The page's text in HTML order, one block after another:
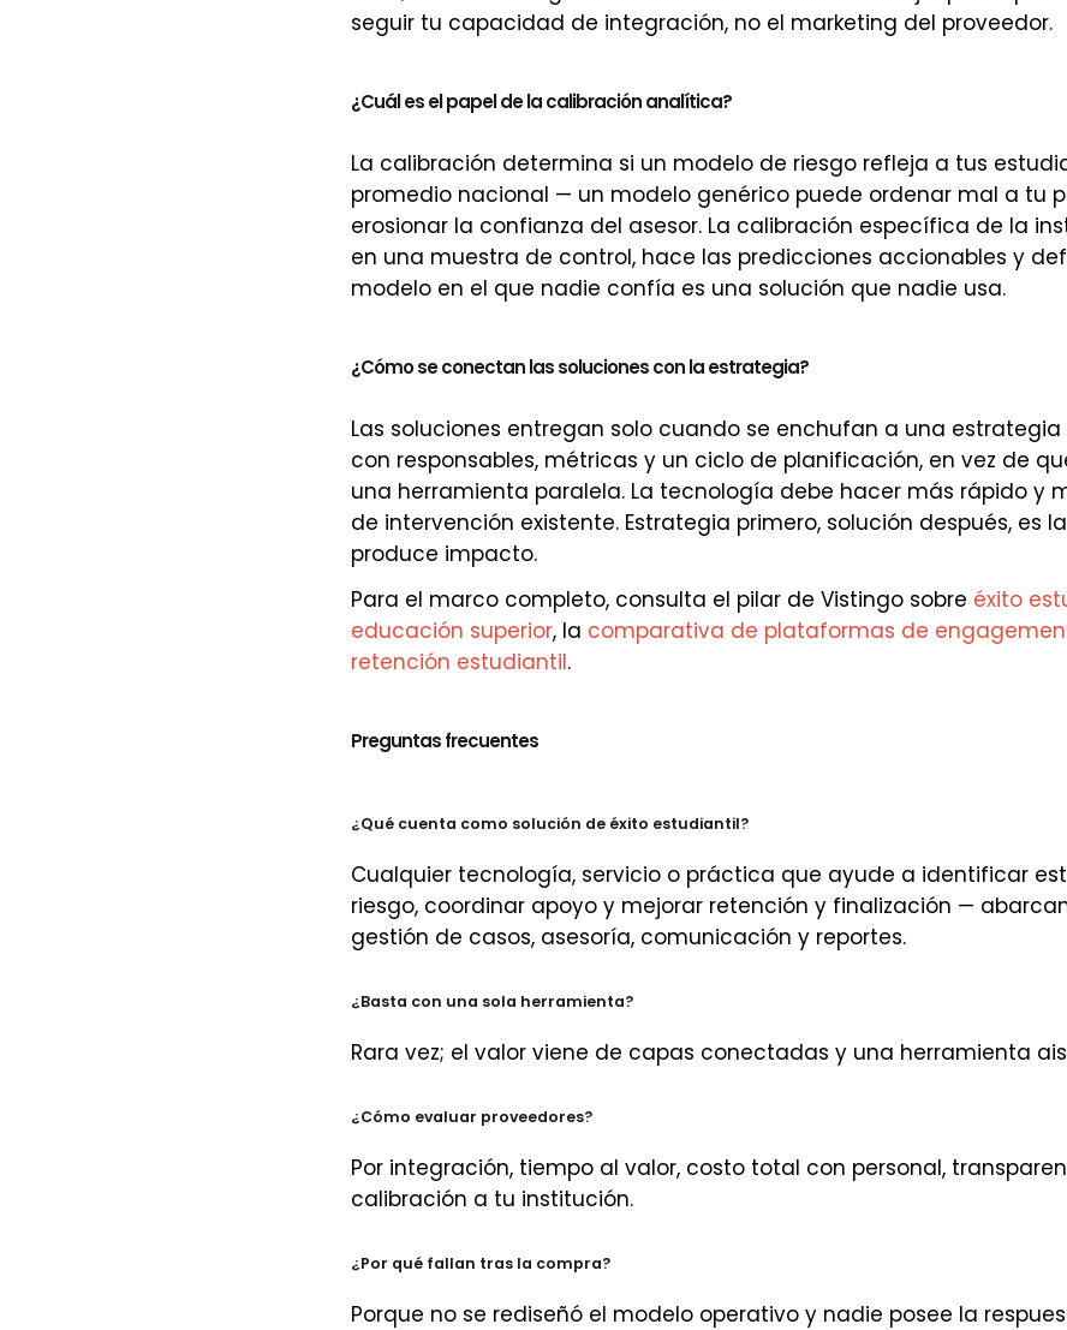
seguir tu capacidad de integración, no el marketing del proveedor.
¿Cuál es el papel de la calibración analítica?
La calibración determina si un modelo de riesgo refleja a tus
promedio nacional — un modelo genérico puede ordenar mal a tu
erosionar la confianza del asesor. La calibración específica de la
en una muestra de control, hace las predicciones accionables y
modelo en el que nadie confía es una solución que nadie usa.
¿Cómo se conectan las soluciones con la estrategia?
Las soluciones entregan solo cuando se enchufan a una
con responsables, métricas y un ciclo de planificación, en vez de
una herramienta paralela. La tecnología debe hacer más rápido y
de intervención existente. Estrategia primero, solución después, es
produce impacto.
Para el marco completo, consulta el pilar de Vistingo sobre éxito
educación superior, la comparativa de plataformas de
retención estudiantil.
Preguntas frecuentes
¿Qué cuenta como solución de éxito estudiantil?
Cualquier tecnología, servicio o práctica que ayude a identificar
riesgo, coordinar apoyo y mejorar retención y finalización —
gestión de casos, asesoría, comunicación y reportes.
¿Basta con una sola herramienta?
Rara vez; el valor viene de capas conectadas y una herramienta
¿Cómo evaluar proveedores?
Por integración, tiempo al valor, costo total con personal,
calibración a tu institución.
¿Por qué fallan tras la compra?
Porque no se rediseñó el modelo operativo y nadie posee la